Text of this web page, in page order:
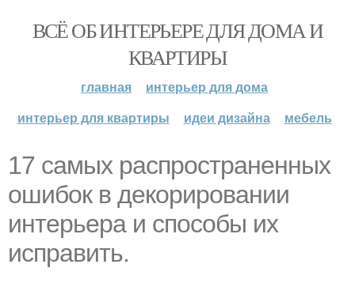
ВСЁ ОБ ИНТЕРЬЕРЕ ДЛЯ ДОМА И
КВАРТИРЫ
главная
интерьер для дома
интерьер для квартиры
идеи дизайна мебель
17 самых распространенных
ошибок в декорировании
интерьера и способы их
исправить.